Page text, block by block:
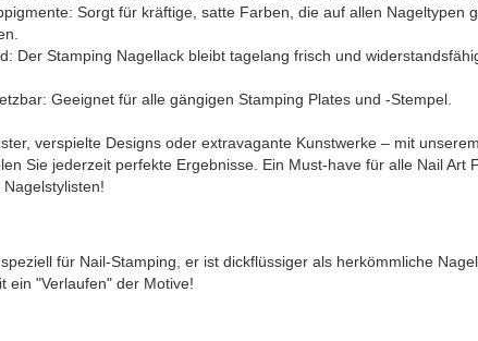
Sorgt für kräftige, satte Farben, die auf allen Nageltypen
Der Stamping Nagellack bleibt tagelang frisch und
Geeignet für alle gängigen Stamping Plates und -Stempel.
verspielte Designs oder extravagante Kunstwerke – mit
Sie jederzeit perfekte Ergebnisse. Ein Must-have für alle Nail Art
für Nail-Stamping, er ist dickflüssiger als herkömmliche
ein "Verlaufen" der Motive!